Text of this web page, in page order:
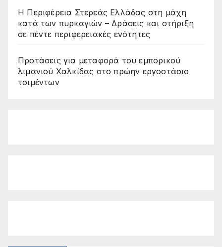
Η Περιφέρεια Στερεάς Ελλάδας στη μάχη
κατά των πυρκαγιών – Δράσεις και στήριξη
σε πέντε περιφερειακές ενότητες
Προτάσεις για μεταφορά του εμπορικού
λιμανιού Χαλκίδας στο πρώην εργοστάσιο
τσιμέντων